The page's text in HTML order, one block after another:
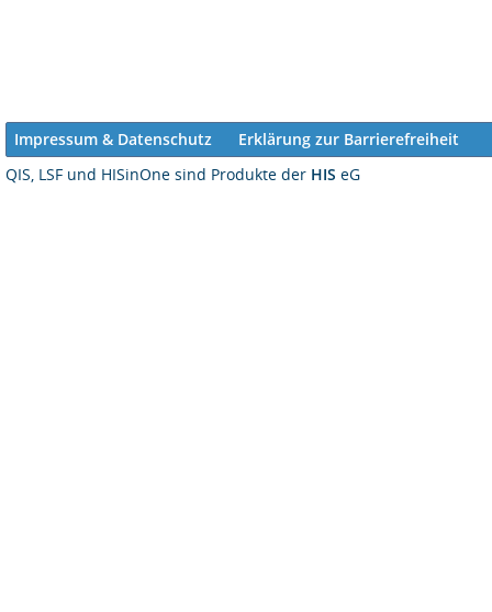
Impressum & Datenschutz
Erklärung zur Barrierefreiheit
QIS, LSF und HISinOne sind Produkte der HIS eG